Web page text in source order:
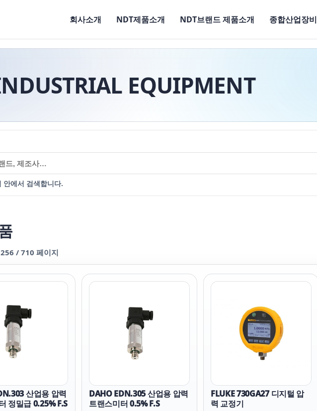
회사소개 NDT제품소개 NDT브랜드 제품소개 종합산업장비
EQUIPMENT
안에서 검색합니다.
256 / 710 페이지
산업용 압력
정밀급 0.25% F.S
DAHO EDN.305 산업용 압력
트랜스미터 0.5% F.S
FLUKE 730GA27 디지털 압
력 교정기